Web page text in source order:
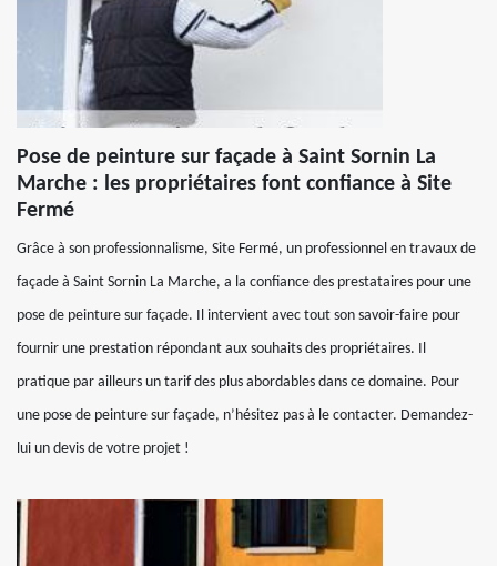
Pose de peinture sur façade à Saint Sornin La
Marche : les propriétaires font confiance à Site
Fermé
Grâce à son professionnalisme, Site Fermé, un professionnel en travaux de
façade à Saint Sornin La Marche, a la confiance des prestataires pour une
pose de peinture sur façade. Il intervient avec tout son savoir-faire pour
fournir une prestation répondant aux souhaits des propriétaires. Il
pratique par ailleurs un tarif des plus abordables dans ce domaine. Pour
une pose de peinture sur façade, n’hésitez pas à le contacter. Demandez-
lui un devis de votre projet !